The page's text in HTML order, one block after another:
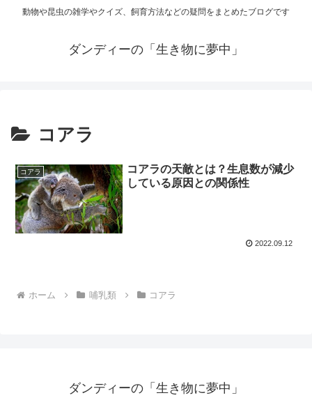
動物や昆虫の雑学やクイズ、飼育方法などの疑問をまとめたブログです
ダンディーの「生き物に夢中」
コアラ
コアラ
コアラの天敵とは？生息数が減少
している原因との関係性
2022.09.12
ホーム 哺乳類 コアラ
ダンディーの「生き物に夢中」